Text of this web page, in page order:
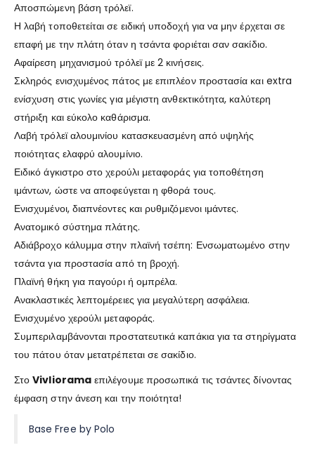
Αποσπώμενη βάση τρόλεϊ.
Η λαβή τοποθετείται σε ειδική υποδοχή για να μην έρχεται σε
επαφή με την πλάτη όταν η τσάντα φοριέται σαν σακίδιο.
Αφαίρεση μηχανισμού τρόλεϊ με 2 κινήσεις.
Σκληρός ενισχυμένος πάτος με επιπλέον προστασία και extra
ενίσχυση στις γωνίες για μέγιστη ανθεκτικότητα, καλύτερη
στήριξη και εύκολο καθάρισμα.
Λαβή τρόλεϊ αλουμινίου κατασκευασμένη από υψηλής
ποιότητας ελαφρύ αλουμίνιο.
Ειδικό άγκιστρο στο χερούλι μεταφοράς για τοποθέτηση
ιμάντων, ώστε να αποφεύγεται η φθορά τους.
Ενισχυμένοι, διαπνέοντες και ρυθμιζόμενοι ιμάντες.
Ανατομικό σύστημα πλάτης.
Αδιάβροχο κάλυμμα στην πλαϊνή τσέπη: Ενσωματωμένο στην
τσάντα για προστασία από τη βροχή.
Πλαϊνή θήκη για παγούρι ή ομπρέλα.
Ανακλαστικές λεπτομέρειες για μεγαλύτερη ασφάλεια.
Ενισχυμένο χερούλι μεταφοράς.
Συμπεριλαμβάνονται προστατευτικά καπάκια για τα στηρίγματα
του πάτου όταν μετατρέπεται σε σακίδιο.
ΣτοVivlioramaεπιλέγουμε προσωπικά τις τσάντες δίνοντας
έμφαση στην άνεση και την ποιότητα!
Base Free by Polo